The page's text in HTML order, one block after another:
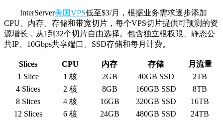
InterServer美国VPS低至$3/月，根据业务需求逐步添加
CPU、内存、存储和带宽切片，每个VPS切片提供可预测的资
源增长，从1到32个切片自由选择。包含独立根权限、静态公
共IP、10Gbps共享端口、SSD存储和每月计费。
Slices CPU 内存 存储
月流量
1 Slice
1 核 2GB 40GB SSD
2TB
4 Slices
2 核 8GB 160GB SSD
8TB
8 Slices
4 核 16GB 320GB SSD
16TB
12 Slices
6 核 24GB 480GB SSD
24TB